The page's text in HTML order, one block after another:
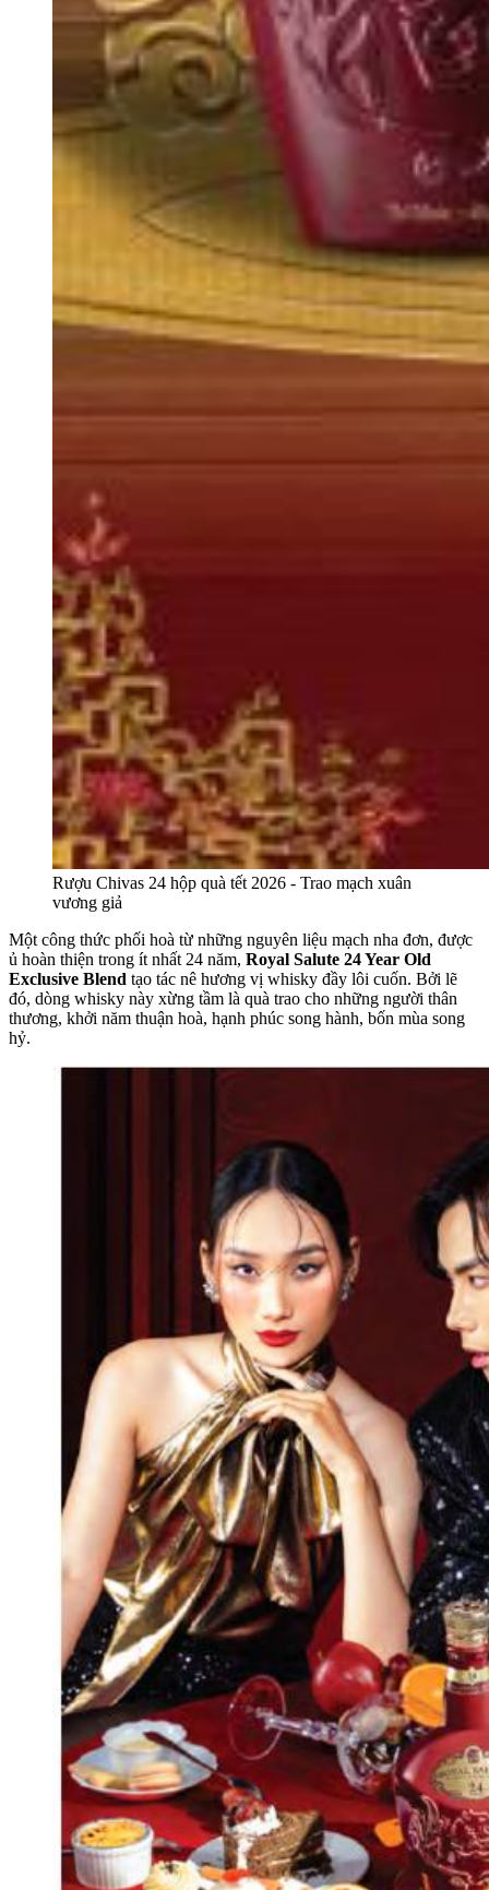
Rượu Chivas 24 hộp quà tết 2026 - Trao mạch xuân
vương giả
Một công thức phối hoà từ những nguyên liệu mạch nha đơn, được
ủ hoàn thiện trong ít nhất 24 năm, Royal Salute 24 Year Old
Exclusive Blend tạo tác nê hương vị whisky đầy lôi cuốn. Bởi lẽ
đó, dòng whisky này xừng tầm là quà trao cho những người thân
thương, khởi năm thuận hoà, hạnh phúc song hành, bốn mùa song
hỷ.